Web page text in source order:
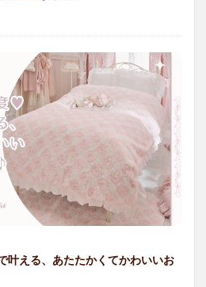
叶える、あたたかくてかわいいお